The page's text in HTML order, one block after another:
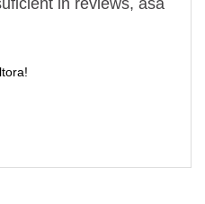
in reviews, asa